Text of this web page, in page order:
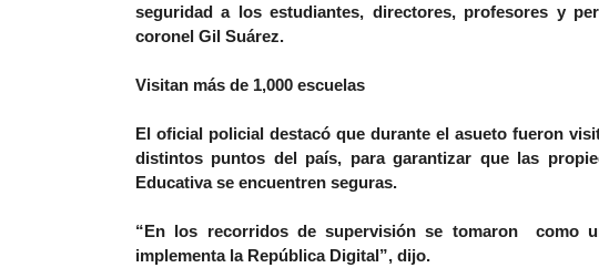
seguridad a los estudiantes, directores, profesores y
coronel Gil Suárez.
Visitan más de 1,000 escuelas
El oficial policial destacó que durante el asueto fueron
distintos puntos del país, para garantizar que las
Educativa se encuentren seguras.
“En los recorridos de supervisión se tomaron como
implementa la República Digital”, dijo.